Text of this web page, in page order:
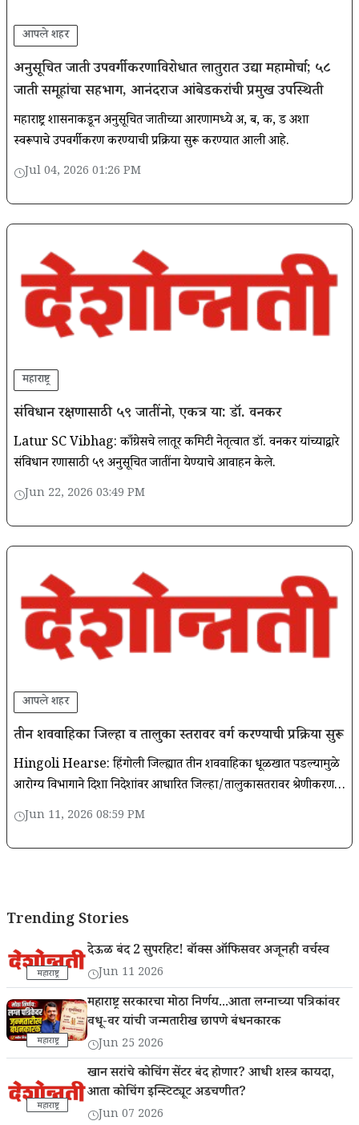
आपले शहर
अनुसूचित जाती उपवर्गीकरणाविरोधात लातुरात उद्या महामोर्चा; ५८
जाती समूहांचा सहभाग, आनंदराज आंबेडकरांची प्रमुख उपस्थिती
महाराष्ट्र शासनाकडून अनुसूचित जातीच्या आरक्षणामध्ये अ, ब, क, ड अशा
स्वरूपाचे उपवर्गीकरण करण्याची प्रक्रिया सुरू करण्यात आली आहे.
Jul 04, 2026 01:26 PM
महाराष्ट्र
संविधान रक्षणासाठी ५९ जातींनो, एकत्र या: डॉ. वनकर
Latur SC Vibhag: काँग्रेसचे लातूर कमिटी नेतृत्वात डॉ. वनकर यांच्याद्वारे
संविधान रक्षणासाठी ५९ अनुसूचित जातींना येण्याचे आवाहन केले.
Jun 22, 2026 03:49 PM
आपले शहर
तीन शववाहिका जिल्हा व तालुका स्तरावर वर्ग करण्याची प्रक्रिया सुरू
Hingoli Hearse: हिंगोली जिल्ह्यात तीन शववाहिका धूळखात पडल्यामुळे
आरोग्य विभागाने दिशा निदेशांवर आधारित जिल्हा/तालुकासतरावर श्रेणीकरण
सुरू केले आहे.
Jun 11, 2026 08:59 PM
Trending Stories
महाराष्ट्र
देऊळ बंद 2 सुपरहिट! बॉक्स ऑफिसवर अजूनही वर्चस्व
Jun 11 2026
महाराष्ट्र
महाराष्ट्र सरकारचा मोठा निर्णय...आता लग्नाच्या पत्रिकांवर
वधू-वर यांची जन्मतारीख छापणे बंधनकारक
Jun 25 2026
महाराष्ट्र
खान सरांचे कोचिंग सेंटर बंद होणार? आधी शस्त्र कायदा,
आता कोचिंग इन्स्टिट्यूट अडचणीत?
Jun 07 2026